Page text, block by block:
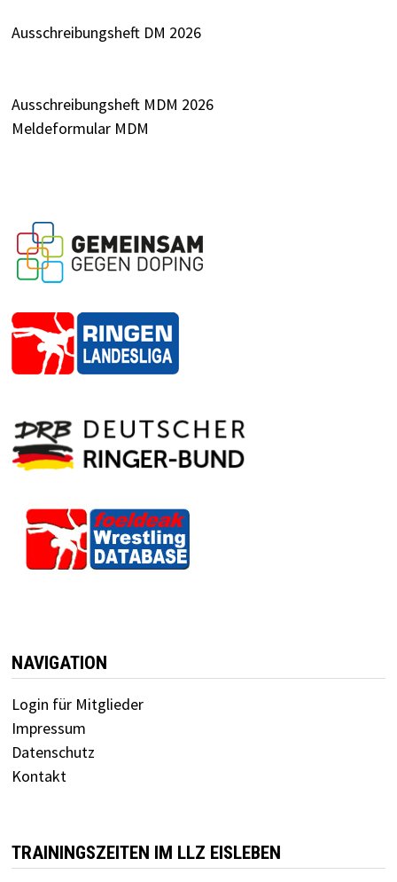
Ausschreibungsheft DM 2026
Ausschreibungsheft MDM 2026
Meldeformular MDM
NAVIGATION
Login für Mitglieder
Impressum
Datenschutz
Kontakt
TRAININGSZEITEN IM LLZ EISLEBEN